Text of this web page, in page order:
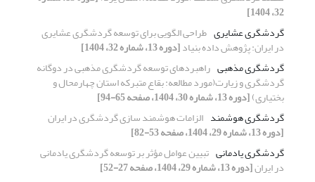
32، 1404]
گردشگری عشایری طراحی الگویی برای توسعه گردشگری عشایری
در ایران: پژوهش داده بنیاد[دوره 13، شماره 32، 1404]
گردشگری مذهبی راهبردهای توسعه گردشگری مذهبی در دوگانه
گردشگری و زیارت(مورد مطالعه: بقاع متبرکه استان چهارمحال و
بختیاری)[دوره 13، شماره 30، 1404، صفحه 65-94]
گردشگری هوشمند الزامات هوشمند سازی گردشگری در ایران
[دوره 13، شماره 29، 1404، صفحه 53-82]
گردشگری یادمانی تبیین عوامل مؤثر بر توسعه گردشگری یادمانی
در ایران[دوره 13، شماره 29، 1404، صفحه 27-52]